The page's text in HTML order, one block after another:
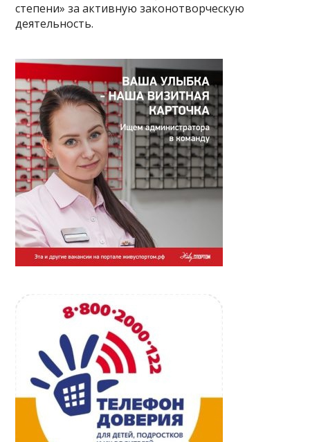
степени» за активную законотворческую
деятельность.